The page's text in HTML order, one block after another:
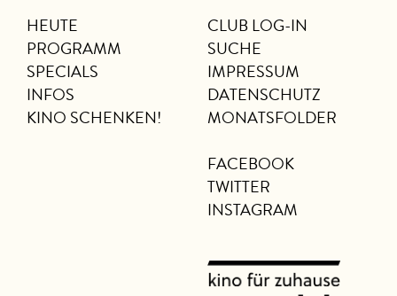
HEUTE
PROGRAMM
SPECIALS
INFOS
KINO SCHENKEN!
CLUB LOG-IN
SUCHE
IMPRESSUM
DATENSCHUTZ
MONATSFOLDER
FACEBOOK
TWITTER
INSTAGRAM